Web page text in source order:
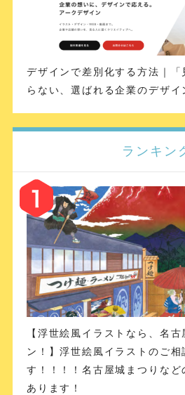
デザインで差別化する方法｜「
らない、選ばれる企業のデザイ
ランキン
【浮世絵風イラストなら、名
ン！】浮世絵風イラストのご相
す！！！！名古屋城まつりな
あります！